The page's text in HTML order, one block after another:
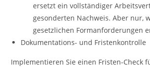
ersetzt ein vollständiger
gesonderten Nachweis. Aber nur,
gesetzlichen Formanforderungen
Dokumentations- und Fristenkontrolle
Implementieren Sie einen Fristen-Check